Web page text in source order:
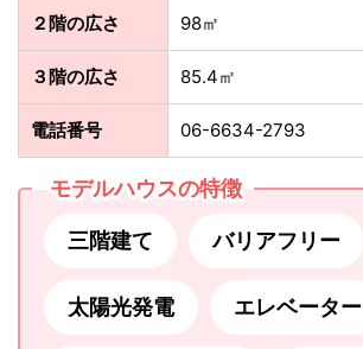
２階の広さ 98㎡
３階の広さ 85.4㎡
電話番号 06-6634-2793
モデルハウスの特徴
三階建て バリアフリー
太陽光発電 エレベーター